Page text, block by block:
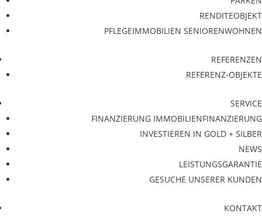
RENDITEOBJEKT
PFLEGEIMMOBILIEN SENIORENWOHNEN
REFERENZEN
REFERENZ-OBJEKTE
SERVICE
FINANZIERUNG IMMOBILIENFINANZIERUNG
INVESTIEREN IN GOLD + SILBER
NEWS
LEISTUNGSGARANTIE
GESUCHE UNSERER KUNDEN
KONTAKT